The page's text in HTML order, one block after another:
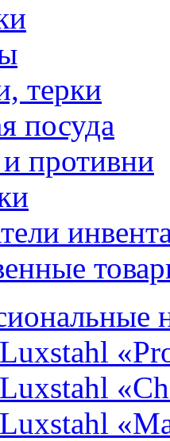
терки
посуда
противни